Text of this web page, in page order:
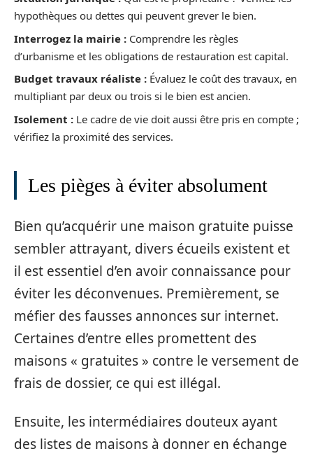
hypothèques ou dettes qui peuvent grever le bien.
Interrogez la mairie : Comprendre les règles
d’urbanisme et les obligations de restauration est capital.
Budget travaux réaliste : Évaluez le coût des travaux, en
multipliant par deux ou trois si le bien est ancien.
Isolement : Le cadre de vie doit aussi être pris en compte ;
vérifiez la proximité des services.
Les pièges à éviter absolument
Bien qu’acquérir une maison gratuite puisse
sembler attrayant, divers écueils existent et
il est essentiel d’en avoir connaissance pour
éviter les déconvenues. Premièrement, se
méfier des fausses annonces sur internet.
Certaines d’entre elles promettent des
maisons « gratuites » contre le versement de
frais de dossier, ce qui est illégal.
Ensuite, les intermédiaires douteux ayant
des listes de maisons à donner en échange